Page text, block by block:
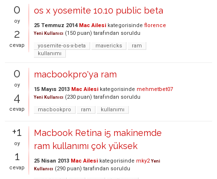
0
oy
2
cevap
os x yosemite 10.10 public beta
25 Temmuz 2014 Mac Ailesi kategorisinde florence
Yeni Kullanıcı (150 puan) tarafından soruldu
yosemite-os-x-beta
mavericks
ram
kullanımı
0
oy
4
cevap
macbookpro'ya ram
15 Mayıs 2013 Mac Ailesi kategorisinde mehmetbet07
Yeni Kullanıcı (230 puan) tarafından soruldu
macbookpro
ram kullanımı
+1
oy
1
cevap
Macbook Retina i5 makinemde
ram kullanımı çok yüksek
25 Nisan 2013 Mac Ailesi kategorisinde mky2 Yeni
Kullanıcı (290 puan) tarafından soruldu